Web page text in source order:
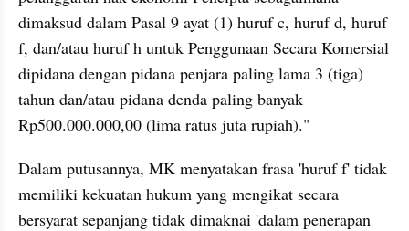
dimaksud dalam Pasal 9 ayat (1) huruf c, huruf d, huruf
f, dan/atau huruf h untuk Penggunaan Secara Komersial
dipidana dengan pidana penjara paling lama 3 (tiga)
tahun dan/atau pidana denda paling banyak
Rp500.000.000,00 (lima ratus juta rupiah)."
Dalam putusannya, MK menyatakan frasa 'huruf f' tidak
memiliki kekuatan hukum yang mengikat secara
bersyarat sepanjang tidak dimaknai 'dalam penerapan